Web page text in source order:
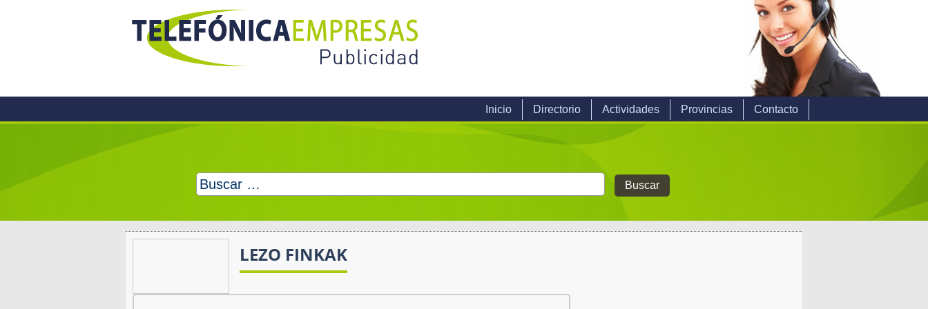
Inicio Directorio Actividades Provincias Contacto
Buscar:
LEZO FINKAK